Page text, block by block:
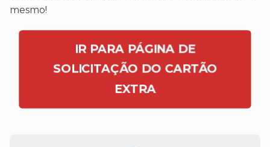
mesmo!
IR PARA PÁGINA DE
SOLICITAÇÃO DO CARTÃO
EXTRA